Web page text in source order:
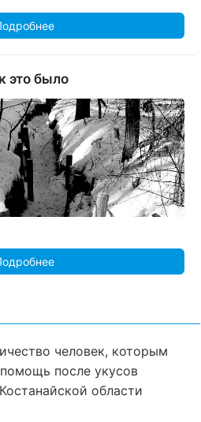
это было
человек, которым
после укусов
области